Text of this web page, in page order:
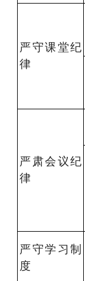
严守课堂纪
律
严肃会议纪
律
严守学习制
度